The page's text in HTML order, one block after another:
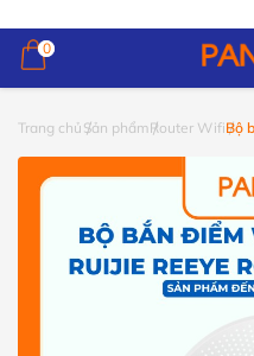
0
0
Trang chủ Sản phẩmRouter WifiBộ